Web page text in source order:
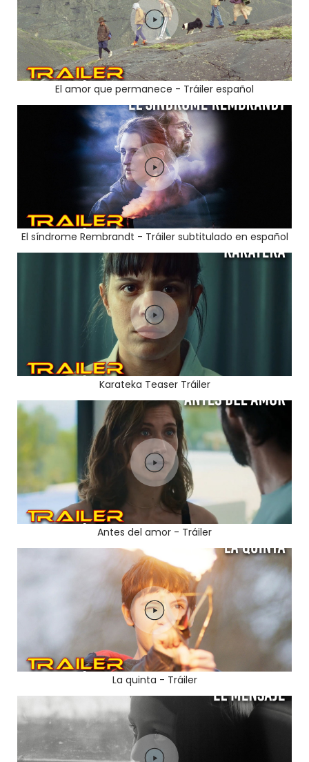
El amor que permanece - Tráiler español
El síndrome Rembrandt - Tráiler subtitulado en español
Karateka Teaser Tráiler
Antes del amor - Tráiler
La quinta - Tráiler